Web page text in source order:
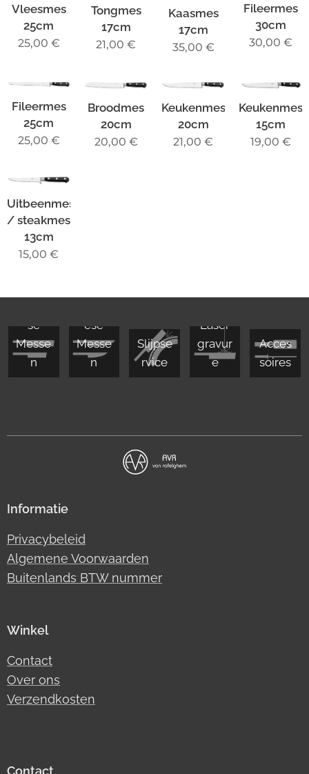
Vleesmes
25cm
25,00 €
Tongmes
17cm
21,00 €
Kaasmes
17cm
35,00 €
Fileermes
30cm
30,00 €
Fileermes
25cm
25,00 €
Broodmes
20cm
20,00 €
Keukenmes
20cm
21,00 €
Keukenmes
15cm
19,00 €
Uitbeenmes
/ steakmes
13cm
15,00 €
se
Messe
n
ese
Messe
n
Slijpse
rvice
Laser
gravur
e
Acces
soires
Informatie
Privacybeleid
Algemene Voorwaarden
Buitenlands BTW nummer
Winkel
Contact
Over ons
Verzendkosten
Contact